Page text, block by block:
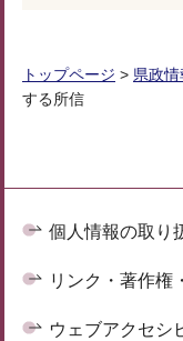
トップページ > 県政情
する所信
個人情報の取り
リンク・著作権
ウェブアクセシ